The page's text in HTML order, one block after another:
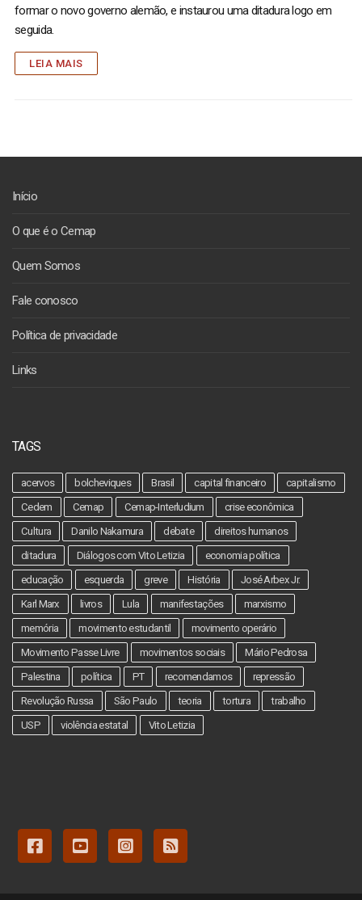
formar o novo governo alemão, e instaurou uma ditadura logo em
seguida.
LEIA MAIS
Início
O que é o Cemap
Quem Somos
Fale conosco
Política de privacidade
Links
TAGS
acervos bolcheviques Brasil capital financeiro
capitalismo
Cedem
Cemap Cemap-Interludium
crise econômica
Cultura
Danilo Nakamura debate
direitos humanos
ditadura
Diálogos com Vito Letizia
economia política
educação
esquerda greve História
José Arbex Jr.
Karl Marx
livros Lula manifestações
marxismo
memória
movimento estudantil
movimento operário
Movimento Passe Livre
movimentos sociais
Mário Pedrosa
Palestina
política PT recomendamos
repressão
Revolução Russa
São Paulo teoria tortura
trabalho
USP
violência estatal Vito Letizia